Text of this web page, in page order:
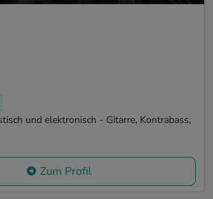
und elektronisch - Gitarre, Kontrabass,
Zum Profil